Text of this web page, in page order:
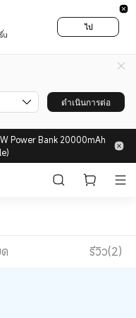
น
ไป
ดำเนินการต่อ
Power Bank 20000mAh
รีวิว(2)